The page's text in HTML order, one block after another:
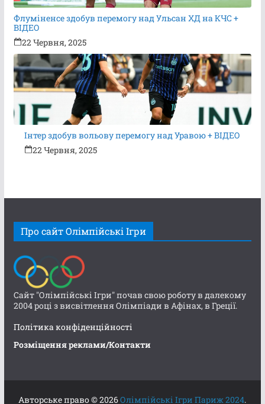
Флуміненсе здобув перемогу над Ульсан ХД на КЧС +
ВІДЕО
22 Червня, 2025
Інтер здобув вольову перемогу над Уравою + ВІДЕО
22 Червня, 2025
Про сайт Олімпійські Ігри
Сайт "Олімпійські Ігри" почав свою роботу в далекому
2004 році з висвітлення Олімпіади в Афінах, в Греції.
Політика конфіденційності
Розміщення реклами/Контакти
Авторське право © 2026Олімпійські Ігри Париж 2024.